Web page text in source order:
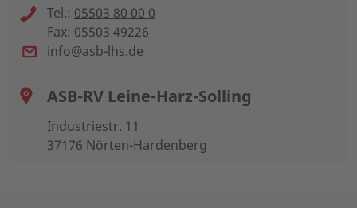
Tel.: 05503 80 00 0
Fax: 05503 49226
info@asb-lhs.de
ASB-RV Leine-Harz-Solling
Industriestr. 11
37176 Nörten-Hardenberg